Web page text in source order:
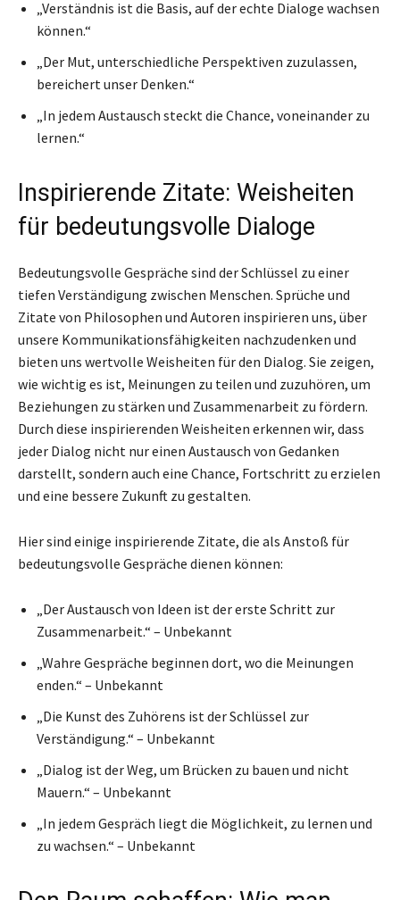
„Verständnis ist die Basis, auf der echte Dialoge wachsen
können.“
„Der Mut, unterschiedliche Perspektiven zuzulassen,
bereichert unser Denken.“
„In jedem Austausch steckt die Chance, voneinander zu
lernen.“
Inspirierende Zitate: Weisheiten
für bedeutungsvolle Dialoge
Bedeutungsvolle Gespräche sind der Schlüssel zu einer
tiefen Verständigung zwischen Menschen. Sprüche und
Zitate von Philosophen und Autoren inspirieren uns, über
unsere Kommunikationsfähigkeiten nachzudenken und
bieten uns wertvolle Weisheiten für den Dialog. Sie zeigen,
wie wichtig es ist, Meinungen zu teilen und zuzuhören, um
Beziehungen zu stärken und Zusammenarbeit zu fördern.
Durch diese inspirierenden Weisheiten erkennen wir, dass
jeder Dialog nicht nur einen Austausch von Gedanken
darstellt, sondern auch eine Chance, Fortschritt zu erzielen
und eine bessere Zukunft zu gestalten.
Hier sind einige inspirierende Zitate, die als Anstoß für
bedeutungsvolle Gespräche dienen können:
„Der Austausch von Ideen ist der erste Schritt zur
Zusammenarbeit.“ – Unbekannt
„Wahre Gespräche beginnen dort, wo die Meinungen
enden.“ – Unbekannt
„Die Kunst des Zuhörens ist der Schlüssel zur
Verständigung.“ – Unbekannt
„Dialog ist der Weg, um Brücken zu bauen und nicht
Mauern.“ – Unbekannt
„In jedem Gespräch liegt die Möglichkeit, zu lernen und
zu wachsen.“ – Unbekannt